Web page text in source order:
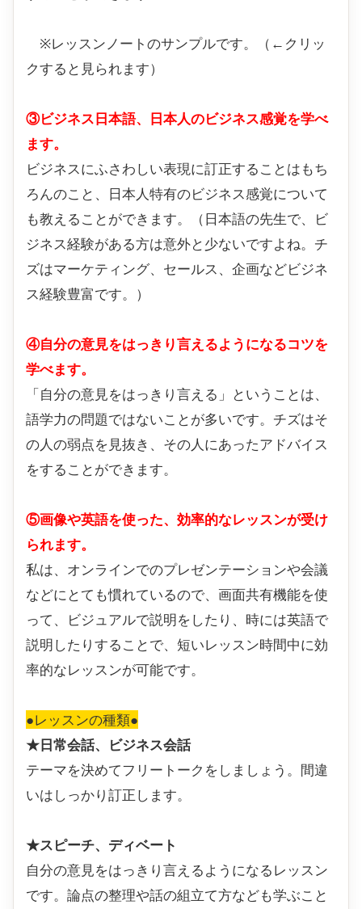
※レッスンノートのサンプルです。（←クリッ
クすると見られます）
③ビジネス日本語、日本人のビジネス感覚を学べ
ます。
ビジネスにふさわしい表現に訂正することはもち
ろんのこと、日本人特有のビジネス感覚について
も教えることができます。（日本語の先生で、ビ
ジネス経験がある方は意外と少ないですよね。チ
ズはマーケティング、セールス、企画などビジネ
ス経験豊富です。）
④自分の意見をはっきり言えるようになるコツを
学べます。
「自分の意見をはっきり言える」ということは、
語学力の問題ではないことが多いです。チズはそ
の人の弱点を見抜き、その人にあったアドバイス
をすることができます。
⑤画像や英語を使った、効率的なレッスンが受け
られます。
私は、オンラインでのプレゼンテーションや会議
などにとても慣れているので、画面共有機能を使
って、ビジュアルで説明をしたり、時には英語で
説明したりすることで、短いレッスン時間中に効
率的なレッスンが可能です。
●レッスンの種類●
★日常会話、ビジネス会話
テーマを決めてフリートークをしましょう。間違
いはしっかり訂正します。
★スピーチ、ディベート
自分の意見をはっきり言えるようになるレッスン
です。論点の整理や話の組立て方なども学ぶこと